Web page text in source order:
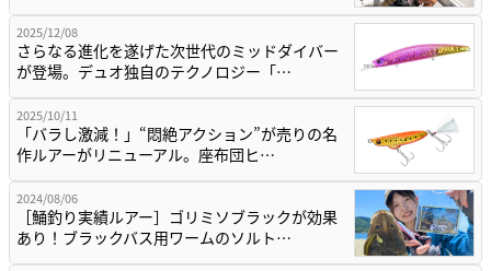
2025/12/08
さらなる進化を遂げた次世代のミッドダイバー
が登場。デュオ独自のテクノロジー「…
2025/10/11
「バラし激減！」“悶絶アクション”が売りの名
作ルアーがリニューアル。座布団ヒ…
2024/08/06
［鯒釣り実績ルアー］ゴリミソブラックが効果
あり！ブラックバス用ワームのソルト…